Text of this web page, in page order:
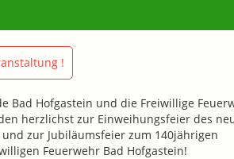
!
Bad Hofgastein und die Freiwillige
herzlichst zur Einweihungsfeier des
zur Jubiläumsfeier zum 140jährigen
Feuerwehr Bad Hofgastein!